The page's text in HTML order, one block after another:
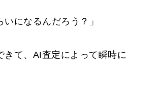
になるんだろう？」
きて、AI査定によって瞬時に